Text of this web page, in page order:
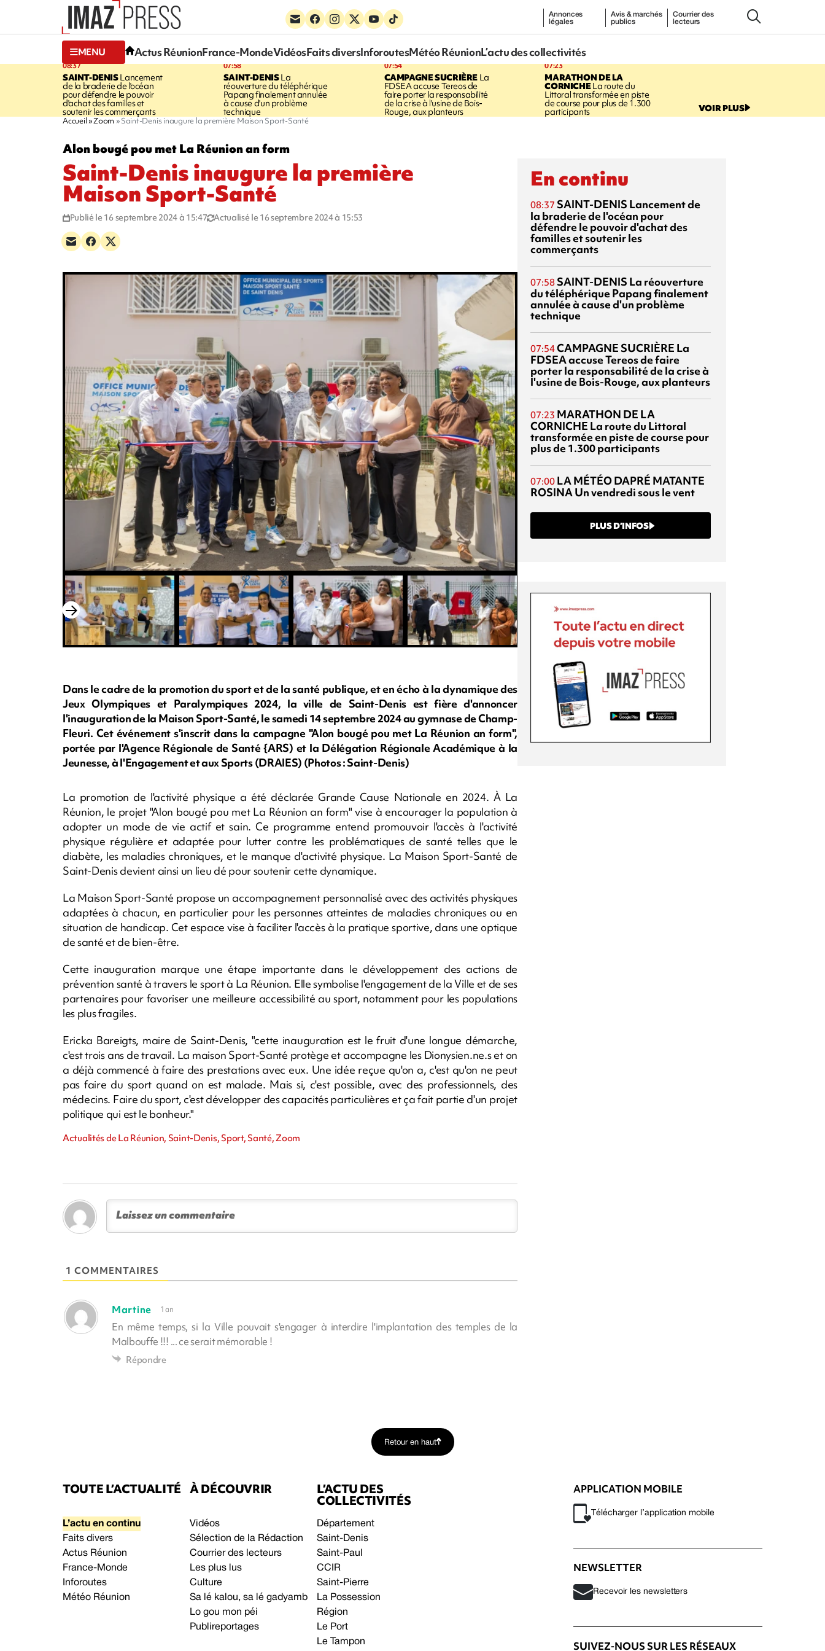
Annonces
légales
Avis & marchés
publics
Courrier des
lecteurs
MENU Actus RéunionFrance-MondeVidéosFaits diversInforoutesMétéo RéunionL’actu des collectivités
08:37
SAINT-DENISLancement
de la braderie de l'océan
pour défendre le pouvoir
d'achat des familles et
soutenir les commerçants
07:58
SAINT-DENISLa
réouverture du téléphérique
Papang finalement annulée
à cause d'un problème
technique
07:54
CAMPAGNE SUCRIÈRE La
FDSEA accuse Tereos de
faire porter la responsabilité
de la crise à l'usine de Bois-
Rouge, aux planteurs
07:23
MARATHON DE LA
CORNICHELa route du
Littoral transformée en piste
de course pour plus de 1.300
participants VOIR PLUS
Accueil Zoom Saint-Denis inaugure la première Maison Sport-Santé
Alon bougé pou met La Réunion an form
Saint-Denis inaugure la première
Maison Sport-Santé
Publié le 16 septembre 2024 à 15:47 Actualisé le 16 septembre 2024 à 15:53
Dans le cadre de la promotion du sport et de la santé publique, et en écho à la dynamique des
Jeux Olympiques et Paralympiques 2024, la ville de Saint-Denis est fière d'annoncer
l'inauguration de la Maison Sport-Santé, le samedi 14 septembre 2024 au gymnase de Champ-
Fleuri. Cet événement s'inscrit dans la campagne "Alon bougé pou met La Réunion an form",
portée par l'Agence Régionale de Santé {ARS) et la Délégation Régionale Académique à la
Jeunesse, à l'Engagement et aux Sports (DRAIES) (Photos : Saint-Denis)
La promotion de l'activité physique a été déclarée Grande Cause Nationale en 2024. À La
Réunion, le projet "Alon bougé pou met La Réunion an form" vise à encourager la population à
adopter un mode de vie actif et sain. Ce programme entend promouvoir l'accès à l'activité
physique régulière et adaptée pour lutter contre les problématiques de santé telles que le
diabète, les maladies chroniques, et le manque d'activité physique. La Maison Sport-Santé de
Saint-Denis devient ainsi un lieu dé pour soutenir cette dynamique.
La Maison Sport-Santé propose un accompagnement personnalisé avec des activités physiques
adaptées à chacun, en particulier pour les personnes atteintes de maladies chroniques ou en
situation de handicap. Cet espace vise à faciliter l'accès à la pratique sportive, dans une optique
de santé et de bien-être.
Cette inauguration marque une étape importante dans le développement des actions de
prévention santé à travers le sport à La Réunion. Elle symbolise l'engagement de la Ville et de ses
partenaires pour favoriser une meilleure accessibilité au sport, notamment pour les populations
les plus fragiles.
Ericka Bareigts, maire de Saint-Denis, "cette inauguration est le fruit d'une longue démarche,
c'est trois ans de travail. La maison Sport-Santé protège et accompagne les Dionysien.ne.s et on
a déjà commencé à faire des prestations avec eux. Une idée reçue qu'on a, c'est qu'on ne peut
pas faire du sport quand on est malade. Mais si, c'est possible, avec des professionnels, des
médecins. Faire du sport, c'est développer des capacités particulières et ça fait partie d'un projet
politique qui est le bonheur."
Actualités de La Réunion, Saint-Denis, Sport, Santé, Zoom
1 COMMENTAIRES
Martine 1 an
En même temps, si la Ville pouvait s'engager à interdire l'implantation des temples de la
Malbouffe !!! ... ce serait mémorable !
Répondre
En continu
08:37 SAINT-DENIS Lancement de
la braderie de l'océan pour
défendre le pouvoir d'achat des
familles et soutenir les
commerçants
07:58 SAINT-DENIS La réouverture
du téléphérique Papang finalement
annulée à cause d'un problème
technique
07:54CAMPAGNE SUCRIÈRE La
FDSEA accuse Tereos de faire
porter la responsabilité de la crise à
l'usine de Bois-Rouge, aux planteurs
07:23 MARATHON DE LA
CORNICHE La route du Littoral
transformée en piste de course pour
plus de 1.300 participants
07:00 LA MÉTÉO DAPRÉ MATANTE
ROSINAUn vendredi sous le vent
PLUS D’INFOS
Retour en haut
TOUTE L’ACTUALITÉ
L’actu en continu
Faits divers
Actus Réunion
France-Monde
Inforoutes
Météo Réunion
À DÉCOUVRIR
Vidéos
Sélection de la Rédaction
Courrier des lecteurs
Les plus lus
Culture
Sa lé kalou, sa lé gadyamb
Lo gou mon péi
Publireportages
L’ACTU DES
COLLECTIVITÉS
Département
Saint-Denis
Saint-Paul
CCIR
Saint-Pierre
La Possession
Région
Le Port
Le Tampon
APPLICATION MOBILE
Télécharger l’application mobile
NEWSLETTER
Recevoir les newsletters
SUIVEZ-NOUS SUR LES RÉSEAUX